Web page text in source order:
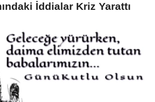
İddialar Kriz Yarattı